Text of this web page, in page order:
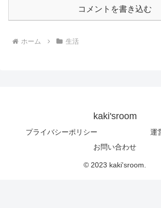
コメントを書き込む
ホーム 生活
kaki'sroom
プライバシーポリシー
運
お問い合わせ
© 2023 kaki'sroom.